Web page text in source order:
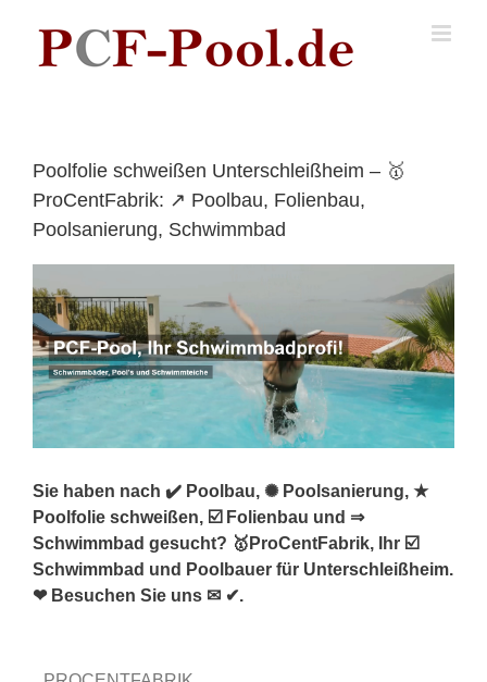
content
Poolfolie schweißen Unterschleißheim – 🥇
ProCentFabrik: ↗️ Poolbau, Folienbau,
Poolsanierung, Schwimmbad
Sie haben nach ✔️ Poolbau, ✺ Poolsanierung, ★
Poolfolie schweißen, ☑️ Folienbau und ⇒
Schwimmbad gesucht? 🥇ProCentFabrik, Ihr ☑️
Schwimmbad und Poolbauer für Unterschleißheim.
❤ Besuchen Sie uns ✉ ✔.